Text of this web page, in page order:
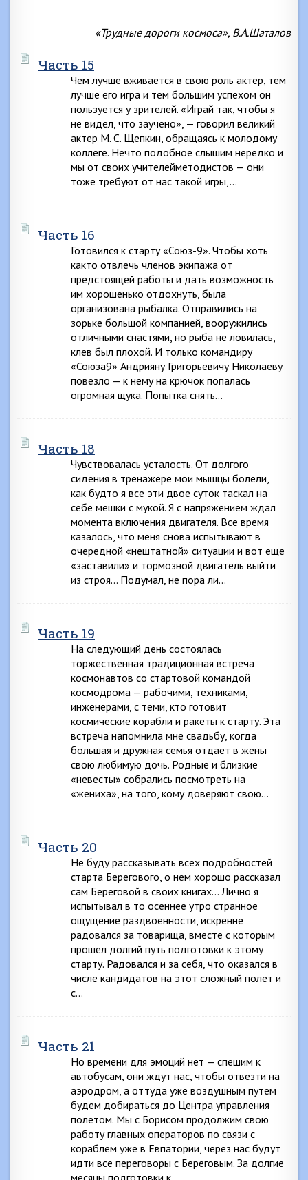
«Трудные дороги космоса», В.А.Шаталов
Часть 15
Чем лучше вживается в свою роль актер, тем
лучше его игра и тем большим успехом он
пользуется у зрителей. «Играй так, чтобы я
не видел, что заучено», — говорил великий
актер М. С. Щепкин, обращаясь к молодому
коллеге. Нечто подобное слышим нередко и
мы от своих учителейметодистов — они
тоже требуют от нас такой игры,…
Часть 16
Готовился к старту «Союз-9». Чтобы хоть
както отвлечь членов экипажа от
предстоящей работы и дать возможность
им хорошенько отдохнуть, была
организована рыбалка. Отправились на
зорьке большой компанией, вооружились
отличными снастями, но рыба не ловилась,
клев был плохой. И только командиру
«Союза9» Андрияну Григорьевичу Николаеву
повезло — к нему на крючок попалась
огромная щука. Попытка снять…
Часть 18
Чувствовалась усталость. От долгого
сидения в тренажере мои мышцы болели,
как будто я все эти двое суток таскал на
себе мешки с мукой. Я с напряжением ждал
момента включения двигателя. Все время
казалось, что меня снова испытывают в
очередной «нештатной» ситуации и вот еще
«заставили» и тормозной двигатель выйти
из строя… Подумал, не пора ли…
Часть 19
На следующий день состоялась
торжественная традиционная встреча
космонавтов со стартовой командой
космодрома — рабочими, техниками,
инженерами, с теми, кто готовит
космические корабли и ракеты к старту. Эта
встреча напомнила мне свадьбу, когда
большая и дружная семья отдает в жены
свою любимую дочь. Родные и близкие
«невесты» собрались посмотреть на
«жениха», на того, кому доверяют свою…
Часть 20
Не буду рассказывать всех подробностей
старта Берегового, о нем хорошо рассказал
сам Береговой в своих книгах… Лично я
испытывал в то осеннее утро странное
ощущение раздвоенности, искренне
радовался за товарища, вместе с которым
прошел долгий путь подготовки к этому
старту. Радовался и за себя, что оказался в
числе кандидатов на этот сложный полет и
с…
Часть 21
Но времени для эмоций нет — спешим к
автобусам, они ждут нас, чтобы отвезти на
аэродром, а оттуда уже воздушным путем
будем добираться до Центра управления
полетом. Мы с Борисом продолжим свою
работу главных операторов по связи с
кораблем уже в Евпатории, через нас будут
идти все переговоры с Береговым. За долгие
месяцы подготовки к…